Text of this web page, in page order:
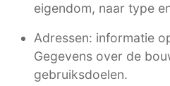
eigendom, naar type
Adressen: informatie
Gegevens over de
gebruiksdoelen.